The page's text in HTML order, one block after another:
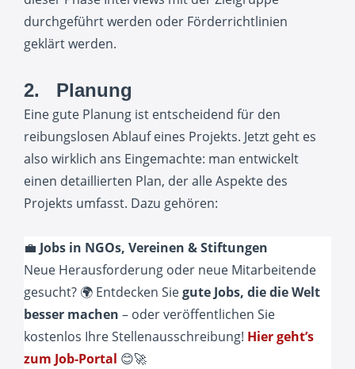
durchgeführt werden oder Förderrichtlinien
geklärt werden.
2. Planung
Eine gute Planung ist entscheidend für den
reibungslosen Ablauf eines Projekts. Jetzt geht es
also wirklich ans Eingemachte: man entwickelt
einen detaillierten Plan, der alle Aspekte des
Projekts umfasst. Dazu gehören:
💼 Jobs in NGOs, Vereinen & Stiftungen
Neue Herausforderung oder neue Mitarbeitende
gesucht? 🌍 Entdecken Siegute Jobs, die die Welt
besser machen – oder veröffentlichen Sie
kostenlos Ihre Stellenausschreibung! Hier geht’s
zum Job-Portal 😊🚀